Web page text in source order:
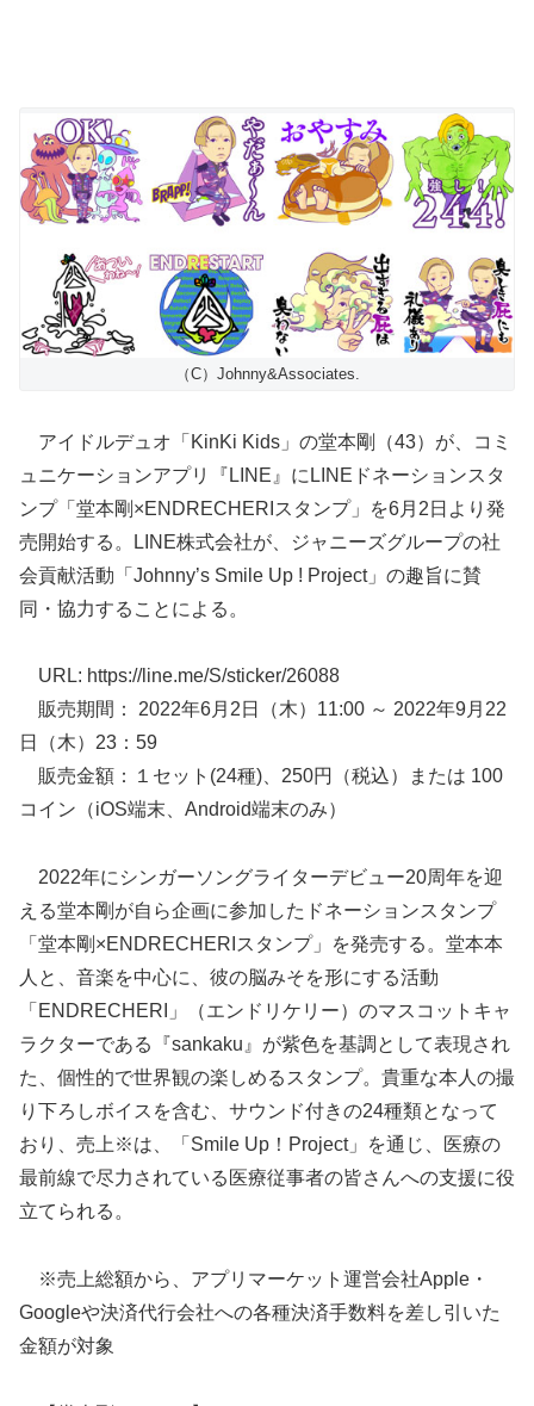
（C）Johnny&Associates.
アイドルデュオ「KinKi Kids」の堂本剛（43）が、コミ
ュニケーションアプリ『LINE』にLINEドネーションスタ
ンプ「堂本剛×ENDRECHERIスタンプ」を6月2日より発
売開始する。LINE株式会社が、ジャニーズグループの社
会貢献活動「Johnny’s Smile Up ! Project」の趣旨に賛
同・協力することによる。
URL: https://line.me/S/sticker/26088
販売期間： 2022年6月2日（木）11:00 ～ 2022年9月22
日（木）23：59
販売金額：１セット(24種)、250円（税込）または 100
コイン（iOS端末、Android端末のみ）
2022年にシンガーソングライターデビュー20周年を迎
える堂本剛が自ら企画に参加したドネーションスタンプ
「堂本剛×ENDRECHERIスタンプ」を発売する。堂本本
人と、音楽を中心に、彼の脳みそを形にする活動
「ENDRECHERI」（エンドリケリー）のマスコットキャ
ラクターである『sankaku』が紫色を基調として表現され
た、個性的で世界観の楽しめるスタンプ。貴重な本人の撮
り下ろしボイスを含む、サウンド付きの24種類となって
おり、売上※は、「Smile Up！Project」を通じ、医療の
最前線で尽力されている医療従事者の皆さんへの支援に役
立てられる。
※売上総額から、アプリマーケット運営会社Apple・
Googleや決済代行会社への各種決済手数料を差し引いた
金額が対象